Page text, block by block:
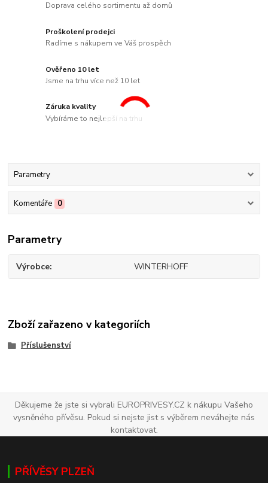
Doprava celého sortimentu až domů
Proškolení prodejci
Radíme s nákupem ve Váš prospěch
Ověřeno 10 let
Jsme na trhu více než 10 let
Záruka kvality
Vybíráme to nejlepší na trhu
Parametry
Komentáře 0
Parametry
Výrobce WINTERHOFF
Zboží zařazeno v kategoriích
Příslušenství
Děkujeme že jste si vybrali EUROPRIVESY.CZ k nákupu Vašeho
vysněného přívěsu. Pokud si nejste jist s výběrem neváhejte nás
kontaktovat.
PŘÍVĚSY PLZEŇ